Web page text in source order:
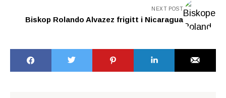
NEXT POST
Biskop Rolando Alvazez frigitt i Nicaragua